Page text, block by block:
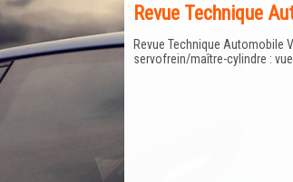
Revue Technique
Revue Technique Automobile
servofrein/maître-cylindre :